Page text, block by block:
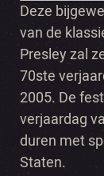
Deze
van de
Presley zal
70ste
2005. De
verjaardag
duren met
Staten.